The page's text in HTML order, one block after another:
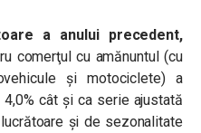
a anului precedent,
comerţul cu amănuntul (cu
şi motociclete)a
4,0% cât şi ca serie ajustată
şi de sezonalitate